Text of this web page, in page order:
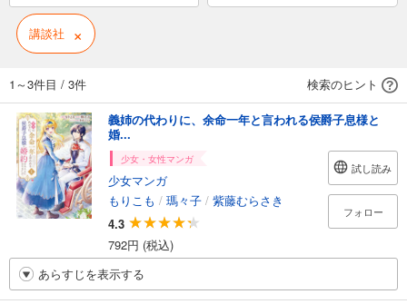
講談社 ×
1～3件目 / 3件 検索のヒント
義姉の代わりに、余命一年と言われる侯爵子息様と
婚...
少女・女性マンガ
少女マンガ
もりこも / 瑪々子 / 紫藤むらさき
4.3
792円 (税込)
試し読み
フォロー
あらすじを表示する